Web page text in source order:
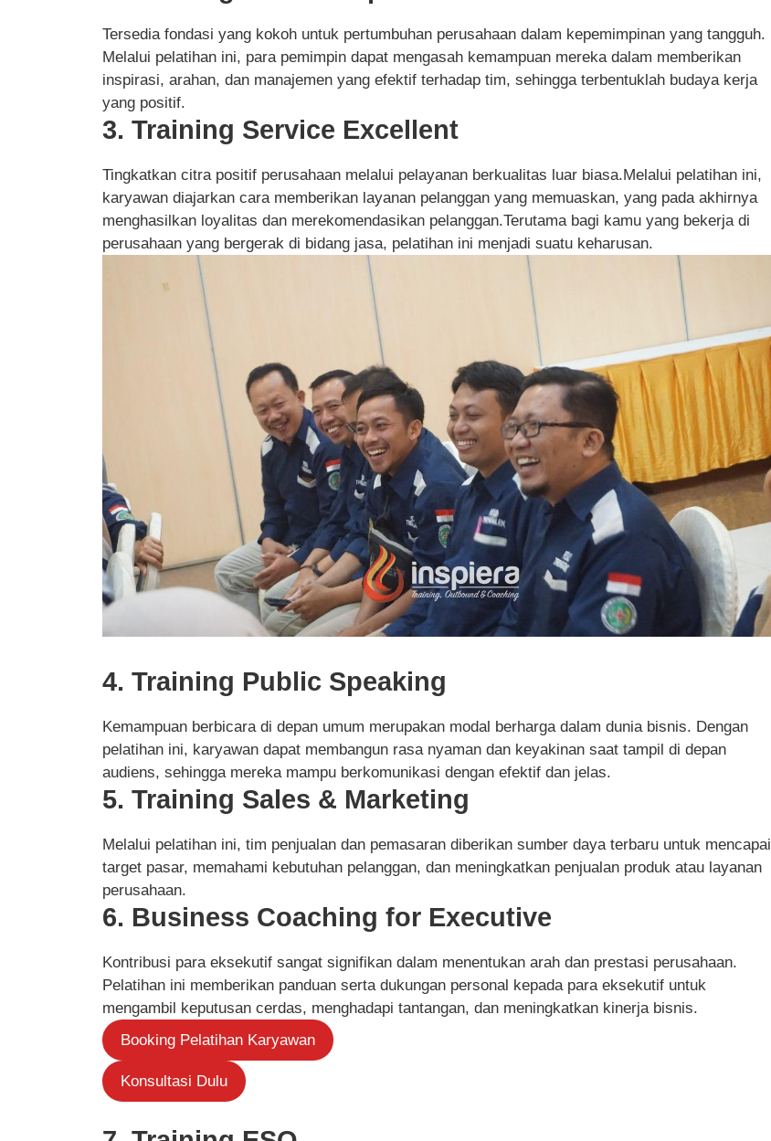
Tersedia fondasi yang kokoh untuk pertumbuhan perusahaan dalam kepemimpinan yang tangguh.
Melalui pelatihan ini, para pemimpin dapat mengasah kemampuan mereka dalam memberikan
inspirasi, arahan, dan manajemen yang efektif terhadap tim, sehingga terbentuklah budaya kerja
yang positif.
3. Training Service Excellent
Tingkatkan citra positif perusahaan melalui pelayanan berkualitas luar biasa.Melalui pelatihan ini,
karyawan diajarkan cara memberikan layanan pelanggan yang memuaskan, yang pada akhirnya
menghasilkan loyalitas dan merekomendasikan pelanggan.Terutama bagi kamu yang bekerja di
perusahaan yang bergerak di bidang jasa, pelatihan ini menjadi suatu keharusan.
4. Training Public Speaking
Kemampuan berbicara di depan umum merupakan modal berharga dalam dunia bisnis. Dengan
pelatihan ini, karyawan dapat membangun rasa nyaman dan keyakinan saat tampil di depan
audiens, sehingga mereka mampu berkomunikasi dengan efektif dan jelas.
5. Training Sales & Marketing
Melalui pelatihan ini, tim penjualan dan pemasaran diberikan sumber daya terbaru untuk mencapai
target pasar, memahami kebutuhan pelanggan, dan meningkatkan penjualan produk atau layanan
perusahaan.
6. Business Coaching for Executive
Kontribusi para eksekutif sangat signifikan dalam menentukan arah dan prestasi perusahaan.
Pelatihan ini memberikan panduan serta dukungan personal kepada para eksekutif untuk
mengambil keputusan cerdas, menghadapi tantangan, dan meningkatkan kinerja bisnis.
Booking Pelatihan Karyawan
Konsultasi Dulu